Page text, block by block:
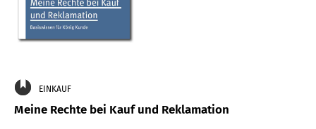
EINKAUF
Meine Rechte bei Kauf und Reklamation